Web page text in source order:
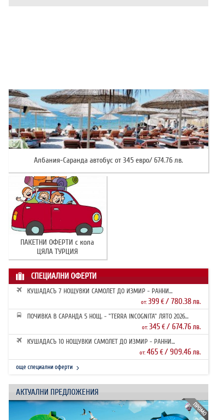
ЗА НАС
КОНТАКТИ
ОБЩИ УСЛОВИЯ ПАКЕТНИ
ПЪТУВАНИЯ
ПОЛИТИКА ЗА ПОВЕРИТЕЛНОСТ
Албания-Саранда автобус от 345 евро/ 674.76 лв.
ПАКЕТНИ ОФЕРТИ с кола
ЦЯЛА ТУРЦИЯ
СПЕЦИАЛНИ ОФЕРТИ
КУШАДАСЪ 7 НОЩУВКИ САМОЛЕТ ДО ИЗМИР - РАННИ
от:399 €/ 780.38лв.
ПОЧИВКА В САРАНДА 5 НОЩ. - "TERRA INCOGNITA" ЛЯТО 2026
от:345 €/ 674.76лв.
КУШАДАСЪ 10 НОЩУВКИ САМОЛЕТ ДО ИЗМИР - РАННИ
от:465 €/ 909.46лв.
още специални оферти
АКТУАЛНИ ПРЕДЛОЖЕНИЯ